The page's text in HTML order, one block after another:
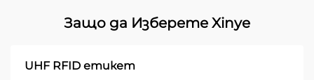
Защо да Изберете Xinye
UHF RFID етикет